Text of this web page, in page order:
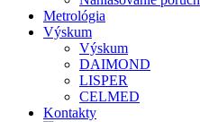
Metrológia
Výskum
Výskum
DAIMOND
LISPER
CELMED
Kontakty